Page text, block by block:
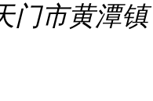
门市黄潭镇